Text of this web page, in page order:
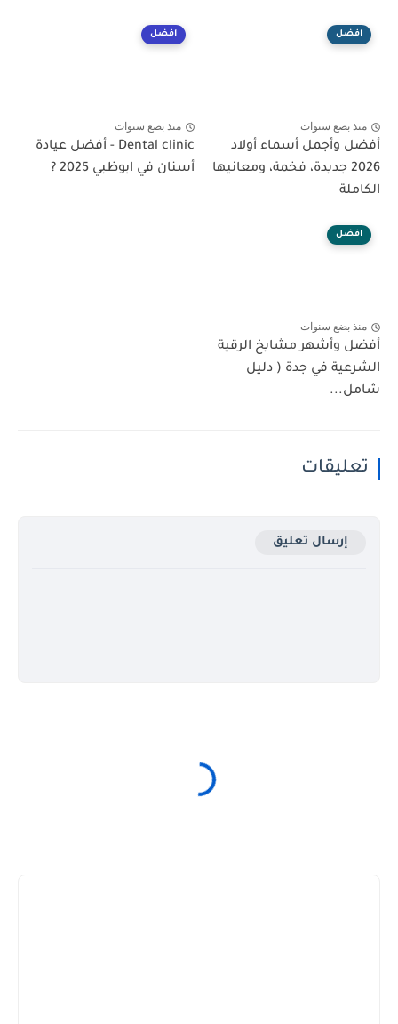
افضل
منذ بضع سنوات
أفضل وأجمل أسماء أولاد
2026 جديدة، فخمة، ومعانيها
الكاملة
افضل
منذ بضع سنوات
Dental clinic - أفضل عيادة
أسنان في ابوظبي 2025 ?
افضل
منذ بضع سنوات
أفضل وأشهر مشايخ الرقية
الشرعية في جدة ( دليل
شامل...
تعليقات
إرسال تعليق